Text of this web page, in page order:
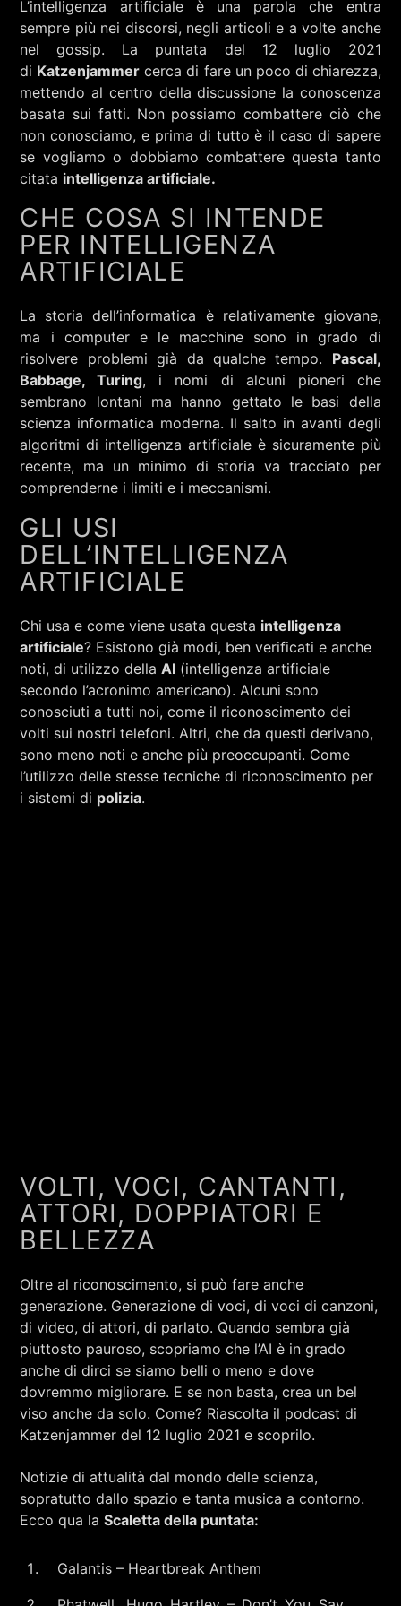
STRANIERE
RCA - Radio città aperta
+393401974468
Sostieni Radio Città Aperta
L’intelligenza artificiale è una parola che entra
sempre più nei discorsi, negli articoli e a volte anche
nel gossip. La puntata del 12 luglio 2021
di Katzenjammer cerca di fare un poco di chiarezza,
mettendo al centro della discussione la conoscenza
basata sui fatti. Non possiamo combattere ciò che
non conosciamo, e prima di tutto è il caso di sapere
se vogliamo o dobbiamo combattere questa tanto
citata intelligenza artificiale.
CHE COSA SI INTENDE
PER INTELLIGENZA
ARTIFICIALE
La storia dell’informatica è relativamente giovane,
ma i computer e le macchine sono in grado di
risolvere problemi già da qualche tempo. Pascal,
Babbage, Turing, i nomi di alcuni pioneri che
sembrano lontani ma hanno gettato le basi della
scienza informatica moderna. Il salto in avanti degli
algoritmi di intelligenza artificiale è sicuramente più
recente, ma un minimo di storia va tracciato per
comprenderne i limiti e i meccanismi.
GLI USI
DELL’INTELLIGENZA
ARTIFICIALE
Chi usa e come viene usata questa intelligenza
artificiale? Esistono già modi, ben verificati e anche
noti, di utilizzo dellaAI (intelligenza artificiale
secondo l’acronimo americano). Alcuni sono
conosciuti a tutti noi, come il riconoscimento dei
volti sui nostri telefoni. Altri, che da questi derivano,
sono meno noti e anche più preoccupanti. Come
l’utilizzo delle stesse tecniche di riconoscimento per
i sistemi di polizia.
VOLTI, VOCI, CANTANTI,
ATTORI, DOPPIATORI E
BELLEZZA
Oltre al riconoscimento, si può fare anche
generazione. Generazione di voci, di voci di canzoni,
di video, di attori, di parlato. Quando sembra già
piuttosto pauroso, scopriamo che l’AI è in grado
anche di dirci se siamo belli o meno e dove
dovremmo migliorare. E se non basta, crea un bel
viso anche da solo. Come? Riascolta il podcast di
Katzenjammer del 12 luglio 2021 e scoprilo.
Notizie di attualità dal mondo delle scienza,
sopratutto dallo spazio e tanta musica a contorno.
Ecco qua laScaletta della puntata:
Galantis – Heartbreak Anthem